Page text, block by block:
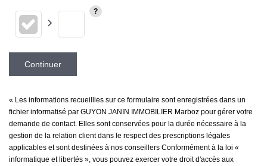
Continuer
« Les informations recueillies sur ce formulaire sont enregistrées dans un
fichier informatisé par GUYON JANIN IMMOBILIER Marboz pour gérer votre
demande de contact. Elles sont conservées pour la durée nécessaire à la
gestion de la relation client dans le respect des prescriptions légales
applicables et sont destinées à nos conseillers Conformément à la loi «
informatique et libertés », vous pouvez exercer votre droit d'accès aux